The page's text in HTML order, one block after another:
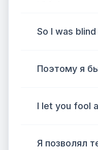
So I was
Поэтому я
I let you fool
Я позволял